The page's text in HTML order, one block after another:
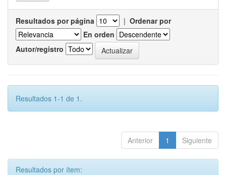
Resultados por página | Ordenar por
En orden
Autor/registro
Resultados 1-1 de 1.
Anterior 1 Siguiente
Resultados por ítem: